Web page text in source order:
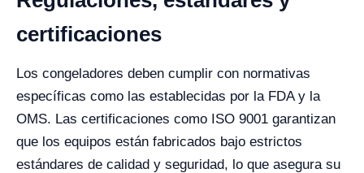
certificaciones
Los congeladores deben cumplir con normativas
específicas como las establecidas por la FDA y la
OMS. Las certificaciones como ISO 9001 garantizan
que los equipos están fabricados bajo estrictos
estándares de calidad y seguridad, lo que asegura su